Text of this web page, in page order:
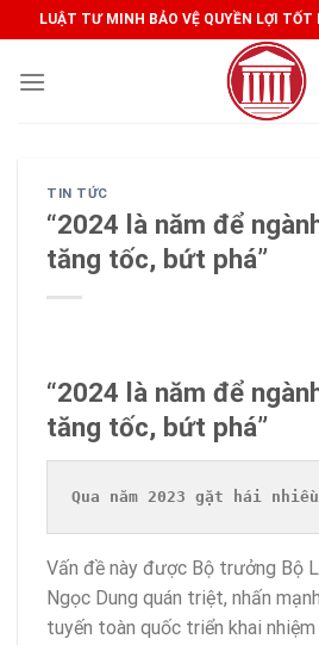
to
content
LUẬT TƯ MINH BẢO VỆ QUYỀN LỢI
TIN TỨC
“2024 là năm để
tăng tốc, bứt phá”
“2024 là năm để
tăng tốc, bứt phá”
Qua năm 2023 gặt hái
Vấn đề này được Bộ trưởng Bộ
Ngọc Dung quán triệt, nhấn
tuyến toàn quốc triển khai